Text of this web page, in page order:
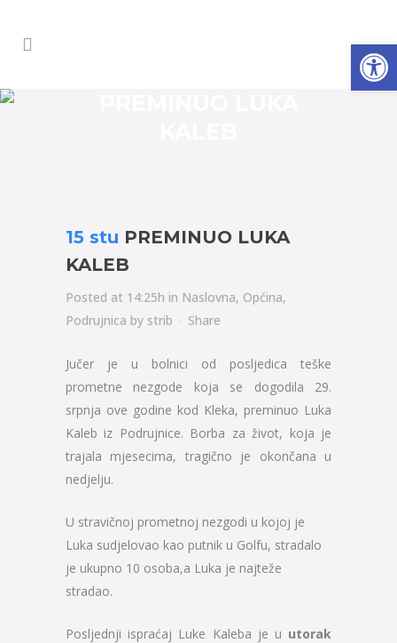
15 stu PREMINUO LUKA
KALEB
Posted at 14:25h in Naslovna, Općina,
Podrujnica by strib Share
Jučer je u bolnici od posljedica teške
prometne nezgode koja se dogodila 29.
srpnja ove godine kod Kleka, preminuo Luka
Kaleb iz Podrujnice. Borba za život, koja je
trajala mjesecima, tragično je okončana u
nedjelju.
U stravičnoj prometnoj nezgodi u kojoj je
Luka sudjelovao kao putnik u Golfu, stradalo
je ukupno 10 osoba,a Luka je najteže
stradao.
Posljednji ispraćaj Luke Kaleba je u utorak